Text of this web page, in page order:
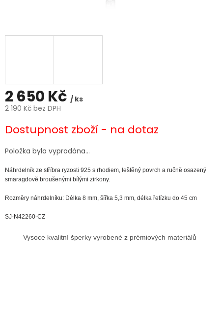
2 650 Kč / ks
2 190 Kč bez DPH
cena:
Dostupnost zboží - na dotaz
Položka byla vyprodána…
Náhrdelník ze stříbra ryzosti 925 s rhodiem, leštěný povrch a ručně osazený
smaragdově broušenými bílými zirkony.
Rozměry náhrdelníku: Délka 8 mm, šířka 5,3 mm, délka řetízku do 45 cm
SJ-N42260-CZ
Vysoce kvalitní šperky vyrobené z prémiových materiálů